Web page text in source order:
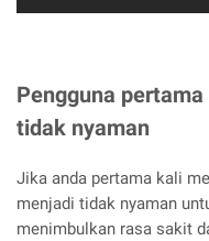
Pengguna
tidak nyaman
Jika anda pertama kali
menjadi tidak nyaman
menimbulkan rasa sakit